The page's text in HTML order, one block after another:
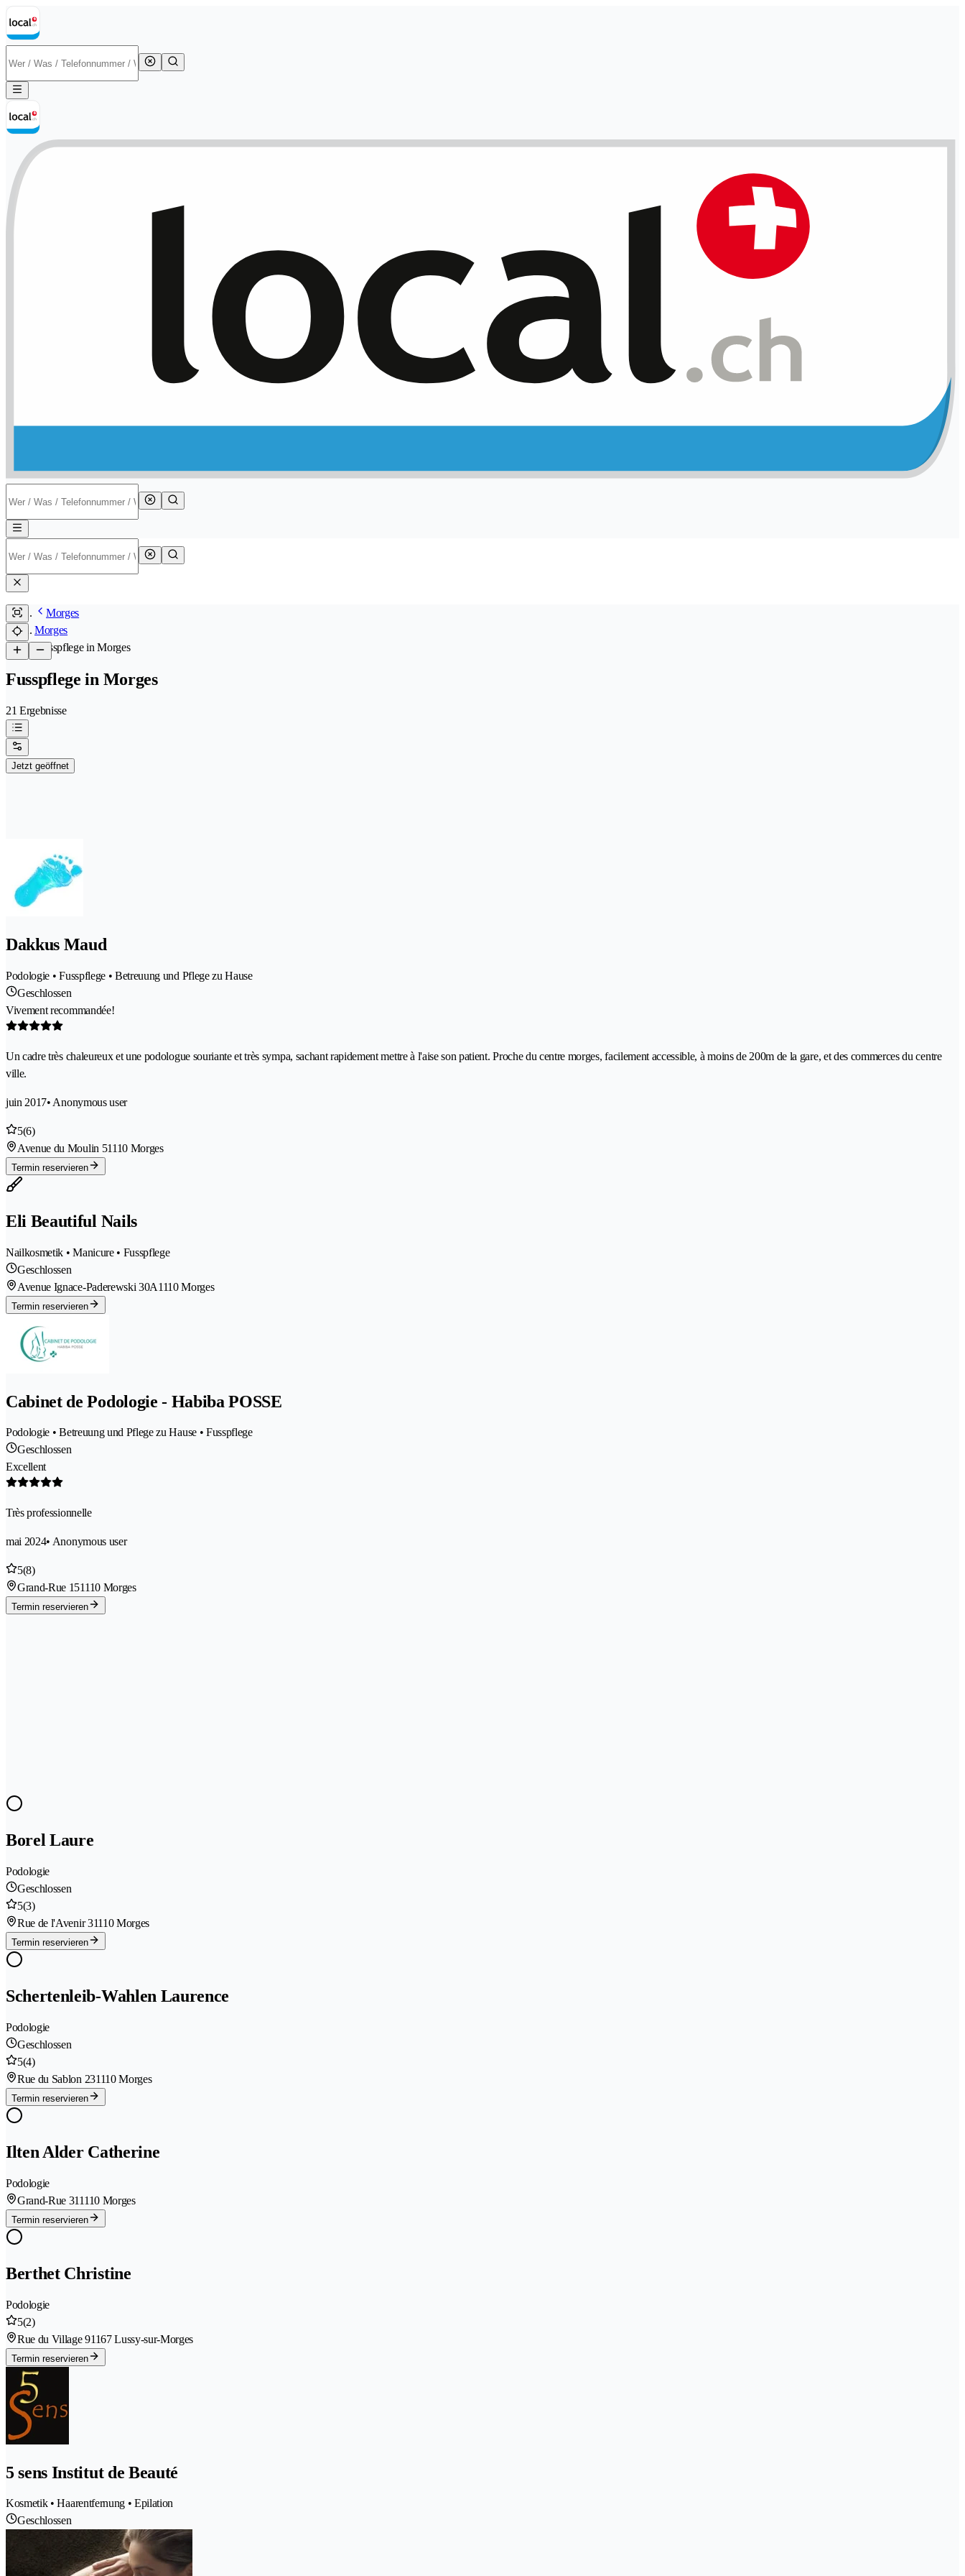
Morges
Morges
/Fusspflege in Morges
Fusspflege in Morges
21 Ergebnisse
Jetzt geöffnet
Dakkus Maud
Podologie • Fusspflege • Betreuung und Pflege zu Hause
Geschlossen
Vivement recommandée!
Un cadre très chaleureux et une podologue souriante et très sympa, sachant rapidement mettre à l'aise son patient. Proche du centre morges, facilement accessible, à moins de 200m de la gare, et des commerces du centre
ville.
juin 2017• Anonymous user
5(6)
Avenue du Moulin 51110 Morges
Termin reservieren
Eli Beautiful Nails
Nailkosmetik • Manicure • Fusspflege
Geschlossen
Avenue Ignace-Paderewski 30A1110 Morges
Termin reservieren
Cabinet de Podologie - Habiba POSSE
Podologie • Betreuung und Pflege zu Hause • Fusspflege
Geschlossen
Excellent
Très professionnelle
mai 2024• Anonymous user
5(8)
Grand-Rue 151110 Morges
Termin reservieren
Borel Laure
Podologie
Geschlossen
5(3)
Rue de l'Avenir 31110 Morges
Termin reservieren
Schertenleib-Wahlen Laurence
Podologie
Geschlossen
5(4)
Rue du Sablon 231110 Morges
Termin reservieren
Ilten Alder Catherine
Podologie
Grand-Rue 311110 Morges
Termin reservieren
Berthet Christine
Podologie
5(2)
Rue du Village 91167 Lussy-sur-Morges
Termin reservieren
5 sens Institut de Beauté
Kosmetik • Haarentfernung • Epilation
Geschlossen